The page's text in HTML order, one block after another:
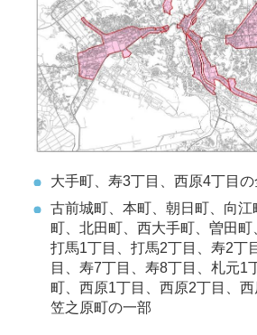
大手町、寿3丁目、西原4丁目
古前城町、本町、朝日町、向
町、北田町、西大手町、曽田町
打馬1丁目、打馬2丁目、寿2丁
目、寿7丁目、寿8丁目、札元1
町、西原1丁目、西原2丁目、西
笠之原町の一部